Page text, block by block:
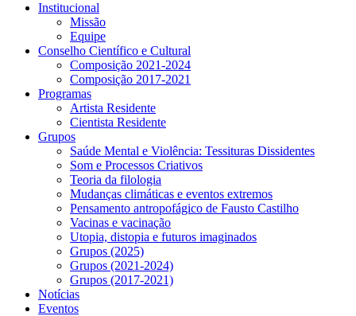
Institucional
Missão
Equipe
Conselho Científico e Cultural
Composição 2021-2024
Composição 2017-2021
Programas
Artista Residente
Cientista Residente
Grupos
Saúde Mental e Violência: Tessituras Dissidentes
Som e Processos Criativos
Teoria da filologia
Mudanças climáticas e eventos extremos
Pensamento antropofágico de Fausto Castilho
Vacinas e vacinação
Utopia, distopia e futuros imaginados
Grupos (2025)
Grupos (2021-2024)
Grupos (2017-2021)
Notícias
Eventos